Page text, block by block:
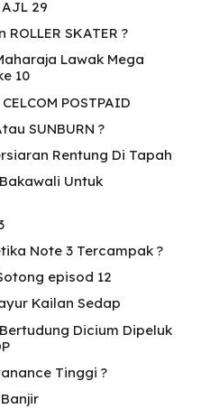
29
SKATER ?
Lawak Mega
10
POSTPAID
SUNBURN ?
Rentung Di Tapah
Untuk
Note 3 Tercampak ?
episod 12
Kailan Sedap
Dicium Dipeluk
Tinggi ?